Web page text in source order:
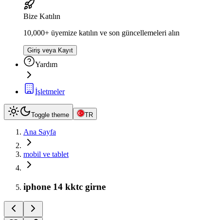
Bize Katılın
10,000+ üyemize katılın ve son güncellemeleri alın
Giriş veya Kayıt
Yardım
İşletmeler
Toggle theme TR
Ana Sayfa
mobil ve tablet
iphone 14 kktc girne